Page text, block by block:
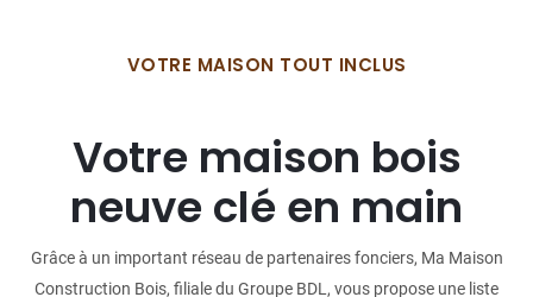
VOTRE MAISON TOUT INCLUS
Votre maison bois
neuve clé en main
Grâce à un important réseau de partenaires fonciers, Ma Maison
Construction Bois, filiale du Groupe BDL, vous propose une liste